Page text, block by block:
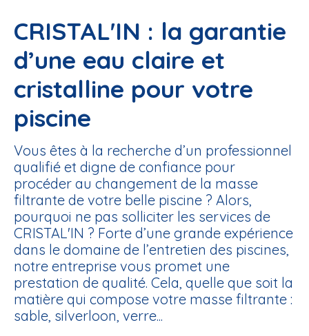
CRISTAL'IN : la garantie
d’une eau claire et
cristalline pour votre
piscine
Vous êtes à la recherche d’un professionnel
qualifié et digne de confiance pour
procéder au changement de la masse
filtrante de votre belle piscine ? Alors,
pourquoi ne pas solliciter les services de
CRISTAL'IN ? Forte d’une grande expérience
dans le domaine de l’entretien des piscines,
notre entreprise vous promet une
prestation de qualité. Cela, quelle que soit la
matière qui compose votre masse filtrante :
sable, silverloon, verre...